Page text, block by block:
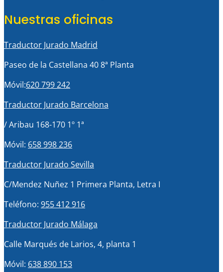
Nuestras oficinas
Traductor Jurado Madrid
Paseo de la Castellana 40 8ª Planta
Móvil:620 799 242
Traductor Jurado Barcelona
/ Aribau 168-170 1º 1ª
Móvil: 658 998 236
Traductor Jurado Sevilla
C/Mendez Nuñez 1 Primera Planta, Letra I
Teléfono: 955 412 916
Traductor Jurado Málaga
Calle Marqués de Larios, 4, planta 1
Móvil: 638 890 153